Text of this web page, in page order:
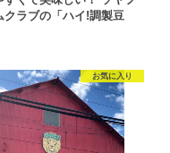
クラブの「ハイ!調製豆
お気に入り